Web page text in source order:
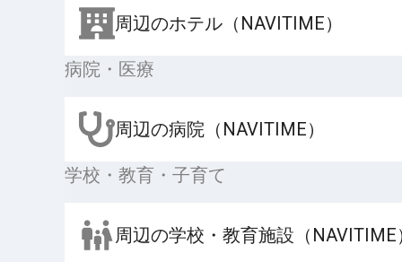
周辺のホテル（NAVITIME）
病院・医療
周辺の病院（NAVITIME）
学校・教育・子育て
周辺の学校・教育施設（NAVITIME